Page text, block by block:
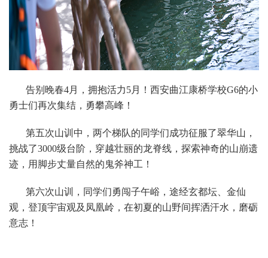
告别晚春4月，拥抱活力5月！西安曲江康桥学校G6的小
勇士们再次集结，勇攀高峰！
第五次山训中，两个梯队的同学们成功征服了翠华山，
挑战了3000级台阶，穿越壮丽的龙脊线，探索神奇的山崩遗
迹，用脚步丈量自然的鬼斧神工！
第六次山训，同学们勇闯子午峪，途经玄都坛、金仙
观，登顶宇宙观及凤凰岭，在初夏的山野间挥洒汗水，磨砺
意志！